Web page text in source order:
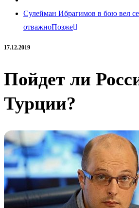
Сулейман Ибрагимов в бою вел
отважноПозже
17.12.2019
Пойдет ли
Турции?